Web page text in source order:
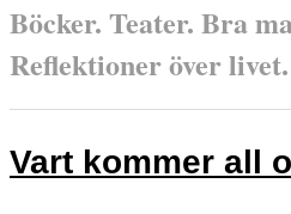
Böcker. Teater. Bra
Reflektioner över livet.
Vart kommer all